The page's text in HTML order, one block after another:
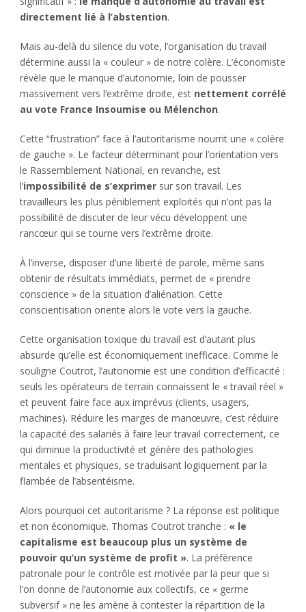
directement lié à l’abstention.
Mais au-delà du silence du vote, l’organisation du travail
détermine aussi la « couleur » de notre colère. L’économiste
révèle que le manque d’autonomie, loin de pousser
massivement vers l’extrême droite, est nettement corrélé
au vote France Insoumise ou Mélenchon.
Cette “frustration” face à l’autoritarisme nourrit une « colère
de gauche ». Le facteur déterminant pour l’orientation vers
le Rassemblement National, en revanche, est
l’impossibilité de s’exprimer sur son travail. Les
travailleurs les plus péniblement exploités qui n’ont pas la
possibilité de discuter de leur vécu développent une
rancœur qui se tourne vers l’extrême droite.
À l’inverse, disposer d’une liberté de parole, même sans
obtenir de résultats immédiats, permet de « prendre
conscience » de la situation d’aliénation. Cette
conscientisation oriente alors le vote vers la gauche.
Cette organisation toxique du travail est d’autant plus
absurde qu’elle est économiquement inefficace. Comme le
souligne Coutrot, l’autonomie est une condition d’efficacité :
seuls les opérateurs de terrain connaissent le « travail réel »
et peuvent faire face aux imprévus (clients, usagers,
machines). Réduire les marges de manœuvre, c’est réduire
la capacité des salariés à faire leur travail correctement, ce
qui diminue la productivité et génère des pathologies
mentales et physiques, se traduisant logiquement par la
flambée de l’absentéisme.
Alors pourquoi cet autoritarisme ? La réponse est politique
et non économique. Thomas Coutrot tranche : « le
capitalisme est beaucoup plus un système de
pouvoir qu’un système de profit ». La préférence
patronale pour le contrôle est motivée par la peur que si
l’on donne de l’autonomie aux collectifs, ce « germe
subversif » ne les amène à contester la répartition de la